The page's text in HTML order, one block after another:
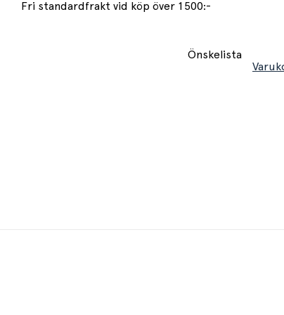
Fri standardfrakt vid köp över 1500:-
Önskelista